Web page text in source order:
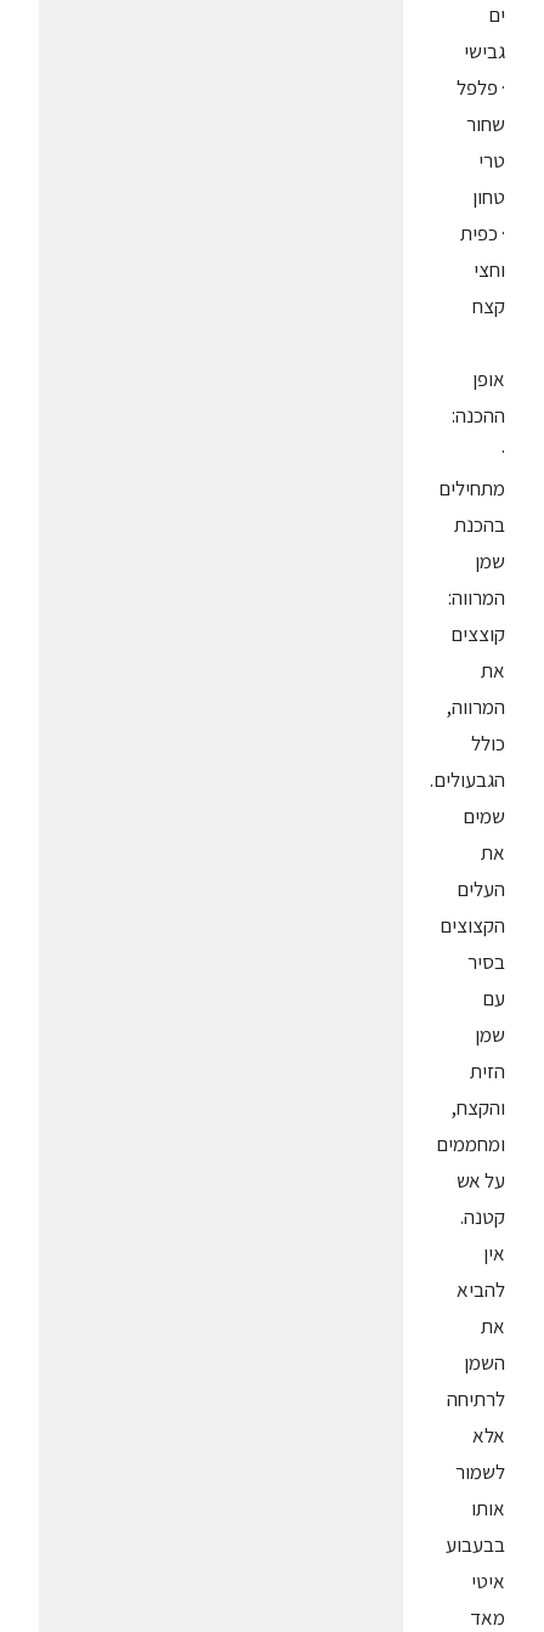
ים
גבישי
· פלפל
שחור
טרי
טחון
· כפית
וחצי
קצח
אופן
ההכנה:
·
מתחילים
בהכנת
שמן
המרווה:
קוצצים
את
המרווה,
כולל
הגבעולים.
שמים
את
העלים
הקצוצים
בסיר
עם
שמן
הזית
והקצח,
ומחממים
על אש
קטנה.
אין
להביא
את
השמן
לרתיחה
אלא
לשמור
אותו
בבעבוע
איטי
מאד